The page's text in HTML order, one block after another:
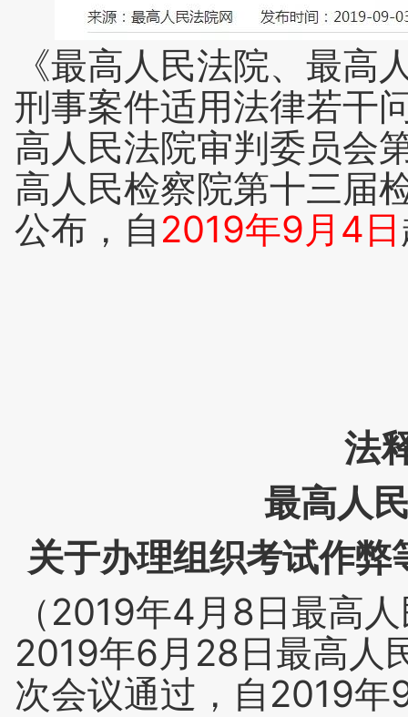
《最高人民法院、最
刑事案件适用法律若干
高人民法院审判委员会
高人民检察院第十三届
公布，自2019年9月4日
法
最高人
关于办理组织考试作
（2019年4月8日最高
2019年6月28日最高人
次会议通过，自2019